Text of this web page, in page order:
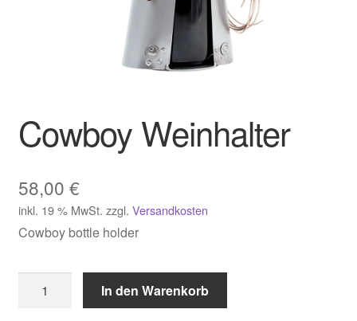
Cowboy Weinhalter
58,00 €
inkl. 19 % MwSt. zzgl. Versandkosten
Cowboy bottle holder
Weinhalter
In den Warenkorb